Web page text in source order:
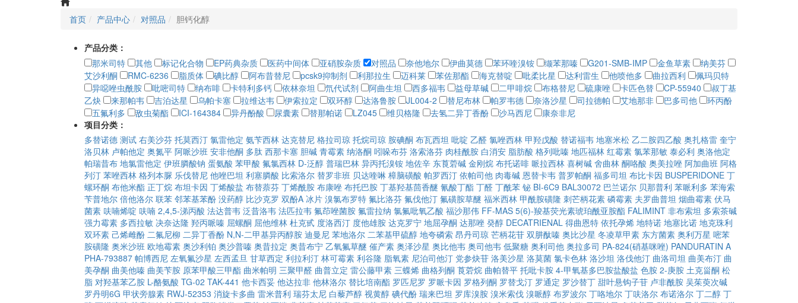
首页 产品中心 对照品 胆钙化醇
产品分类：
那米司特
其他 标记化合物 EP药典杂质 医药中间体 亚硝胺杂质 对照品 奈他地尔 伊曲莫德 苯环喹溴铵 缬苯那嗪 G201-SMB-IMP 金鱼草素
纳美芬
艾沙利酮
RMC-6236 脂质体 碘比醇 阿布昔替尼 pcsk9抑制剂 利那拉生 迈科莱 苯佐那酯 海克替啶 吡柔比星 达利雷生 他喷他多 曲拉西利
佩玛贝特
异噁唑虫酰胺
吡嘧司特 纳布啡 卡特利多钙 依林奈坦 氘代试剂 阿曲生坦 西多福韦 益母草碱 二甲啡烷 布格替尼 硫康唑 卡匹色替 CP-55940
叔丁基
乙炔
来那帕韦 吉泊达星 乌帕卡塞 拉维达韦 伊索拉定 双环醇 达洛鲁胺 JL004-2 替尼布林 帕罗韦德 奈洛沙星 司拉德帕 艾地那非 巴多司他
环丙酚
五氟利多
敌虫菊酯 ICI-164384 异丹酚酸 尿囊素 替那帕诺 LZ045 维贝格隆 去氢二异丁香酚 沙马西尼
康奈非尼
项目分类：
多替诺德 测试 右美沙芬 托莫西汀 氯雷他定 氨苄西林 达克替尼 格拉司琼 托烷司琼 胺碘酮 布瓦西坦 吡啶 乙醛 氯唑西林 甲羟戊酸 替诺福韦 地塞米松 乙二胺四乙酸 奥扎格雷 奎宁
洛贝林 卢帕他定 奥氮平 阿哌沙班 安非他酮 多肽 西那卡塞 胆碱 青霉素 纳洛酮 吲哚布芬 洛索洛芬 肉桂酰胺 白消安 脂肪酸 格列吡嗪 地匹福林 红霉素 氯苯那敏 泰必利 奥洛他定
帕瑞昔布 地氯雷他定 伊班膦酸钠 蛋氨酸 苯甲酸 氟氯西林 D-泛醇 普瑞巴林 异丙托溴铵 地佐辛 东莨菪碱 金刚烷 布托诺啡 哌拉西林 喜树碱 舍曲林 酮咯酸 奥美拉唑 阿加曲班 阿格
列汀 苯唑西林 格列本脲 乐伐替尼 他唑巴坦 利塞膦酸 比索洛尔 替罗非班 贝达喹啉 樟脑磺酸 帕罗西汀 依帕司他 肉毒碱 恩替卡韦 普罗帕酮 福多司坦 布比卡因 BUSPERIDONE 丁
螺环酮 布他米酯 正丁烷 布坦卡因 丁烯酸盐 布替萘芬 丁烯酰胺 布康唑 布托巴胺 丁基羟基茴香醚 氰酸丁酯 丁醛 丁酰苯 铋 BI-6C9 BAL30072 巴兰诺尔 贝那普利 苯哌利多 苯海索
苄普地尔 倍他洛尔 联苯 邻苯基苯酚 没药醇 比沙克罗 双酚A 冰片 溴氯布罗特 氟比洛芬 氟伐他汀 氟磺胺草醚 福米西林 甲酰胺磺隆 刺芒柄花素 磷霉素 夫罗曲普坦 烟曲霉素 伏马
菌素 呋喃烯啶 呋喃 2,4,5-涕丙酸 法达普韦 泛昔洛韦 法匹拉韦 氟茚唑菌胺 氟雷拉纳 氯氟吡氧乙酸 福沙那伟 FF-MAS 5(6)-羧基荧光素琥珀酰亚胺酯 FALIMINT 非布索坦 多索茶碱
强力霉素 多西拉敏 决奈达隆 羟丙哌嗪 屈螺酮 屈他维林 杜克甙 度洛西汀 度他雄胺 达克罗宁 地屈孕酮 达那唑 癸醇 DECATRIENAL 得曲恩特 依托孕烯 地特诺 地塞比诺 地克珠利
双环素 己烯雌酚 二氟尼柳 二异丁香酚 N,N-二甲基异丙醇胺 迪曼尼 苯地洛尔 二苯基甲硫醇 地夸磷索 昂丹司琼 芒柄花苷 双肼酞嗪 奥比沙星 冬凌草甲素 东方菌素 奥利万星 嘧苯
胺磺隆 奥米沙班 欧地霉素 奥沙利铂 奥沙普嗪 奥昔拉定 奥昔布宁 乙氧氟草醚 催产素 奥泽沙星 奥比他韦 奥司他韦 低聚糖 奥利司他 奥拉多司 PA-824(硝基咪唑) PANDURATIN A
PHA-793887 帕博西尼 左氧氟沙星 左西孟旦 甘草西定 利拉利汀 林可霉素 利谷隆 脂氧素 尼泊司他汀 党参炔苷 洛美沙星 洛莫菌 氯卡色林 洛沙坦 洛伐他汀 曲洛司坦 曲美布汀 曲
美孕酮 曲美他嗪 曲美苄胺 原苯甲酸三甲酯 曲米帕明 三聚甲醛 曲普立定 雷公藤甲素 三蝶烯 曲格列酮 莨菪烷 曲帕替平 托吡卡胺 4-甲氧基多巴胺盐酸盐 色胺 2-庚胺 土克甾酮 松
脂 对羟基苯乙胺 L-酪氨酸 TG-02 TAK-441 他卡西妥 他达拉非 他林洛尔 替比培南酯 罗匹尼罗 罗哌卡因 罗格列酮 罗替戈汀 罗通定 罗沙替丁 甜叶悬钩子苷 卢非酰胺 吴茱萸次碱
罗丹明6G 甲状旁腺素 RWJ-52353 消旋卡多曲 雷米普利 瑞芬太尼 白藜芦醇 视黄醇 碘代酚 瑞来巴坦 罗库溴胺 溴米索伐 溴哌醇 布罗波尔 丁咯地尔 丁呋洛尔 布诺洛尔 丁二醇 丁